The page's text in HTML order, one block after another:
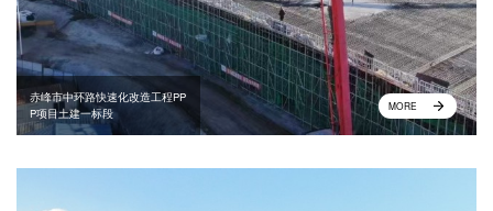
赤峰市中环路快速化改造工程PP
P项目土建一标段
MORE